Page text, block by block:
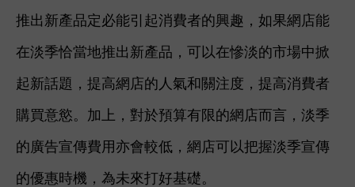
推出新產品定必能引起消費者的興趣，如果網店能
在淡季恰當地推出新產品，可以在慘淡的市場中掀
起新話題，提高網店的人氣和關注度，提高消費者
購買意慾。加上，對於預算有限的網店而言，淡季
的廣告宣傳費用亦會較低，網店可以把握淡季宣傳
的優惠時機，為未來打好基礎。